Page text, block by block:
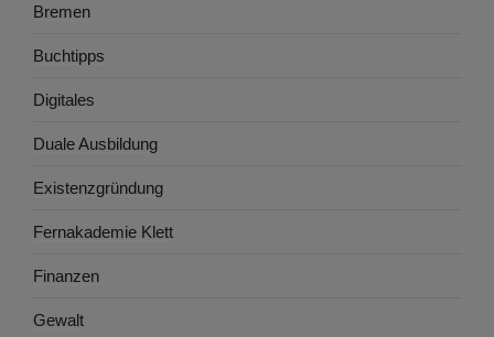
Bremen
Buchtipps
Digitales
Duale Ausbildung
Existenzgründung
Fernakademie Klett
Finanzen
Gewalt